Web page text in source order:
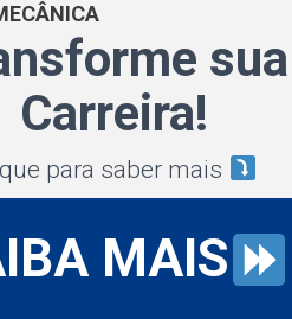
sua
Carreira!
para saber mais
MAIS